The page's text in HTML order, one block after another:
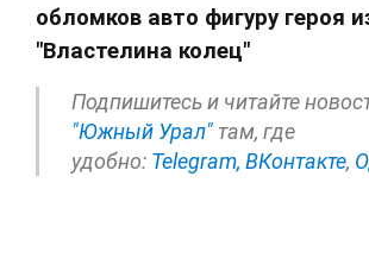
обломков авто фигуру героя
"Властелина колец"
Подпишитесь и читайте
"Южный Урал" там, где
удобно: Telegram, ВКонтакте,